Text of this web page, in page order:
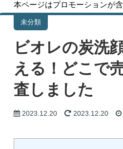
本ページはプロモーションが含
未分類
ビオレの炭洗
える！どこで
査しました
2023.12.20 2023.12.20